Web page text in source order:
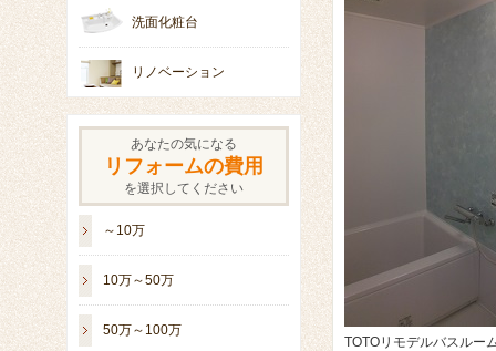
TOTOリモデルバスルー
洗面化粧台
リノベーション
あなたの気になる
リフォームの費用
を選択してください
～10万
10万～50万
50万～100万